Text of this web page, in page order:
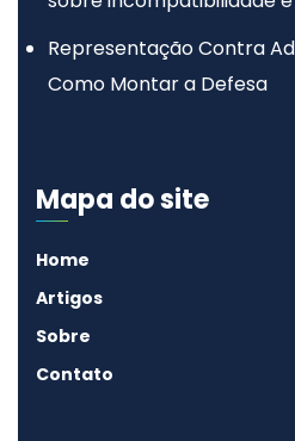
advocacia
Representação Contra
Como Montar a Defesa
Mapa do site
Home
Artigos
Sobre
Contato